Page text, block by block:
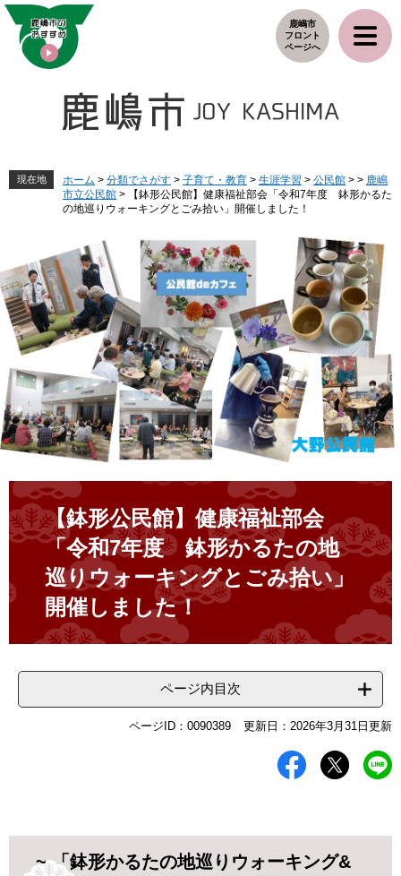
ペ
メ
鹿嶋市
フロント
ページへ
現在地 ホーム > 分類でさがす > 子育て・教育 > 生涯学習 > 公民館 > > 鹿嶋
市立公民館 >
【鉢形公民館】健康福祉部会「令和7年度 鉢形かるた
の地巡りウォーキングとごみ拾い」開催しました！
本
文
【鉢形公民館】健康福祉部会
「令和7年度 鉢形かるたの地
巡りウォーキングとごみ拾い」
開催しました！
ページ内目次
ページID：0090389 更新日：2026年3月31日更新
~ 「鉢形かるたの地巡りウォーキング&